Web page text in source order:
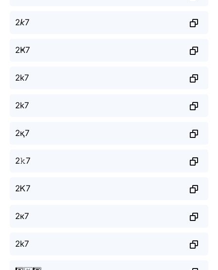
2𝘬7
2Ҝ7
2k7
2k7
2қ7
2𝚔7
2Ꮶ7
2к7
2k7